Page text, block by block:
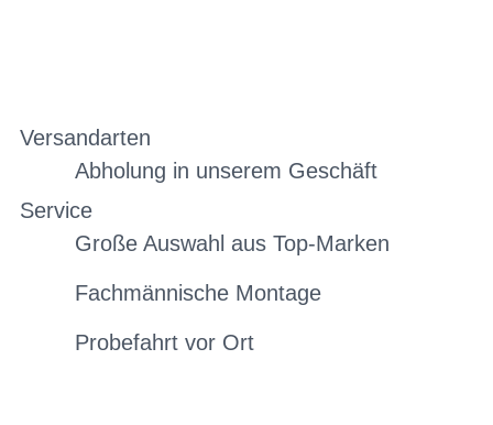
Versandarten
Abholung in unserem Geschäft
Service
Große Auswahl aus Top-Marken
Fachmännische Montage
Probefahrt vor Ort